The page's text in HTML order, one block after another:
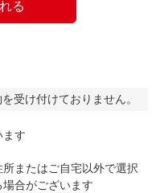
る
受け付けておりません。
す
またはご自宅以外で選択
合がございます